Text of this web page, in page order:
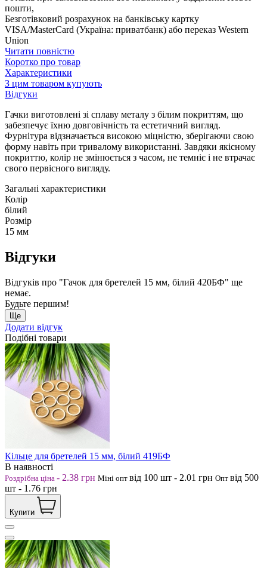
пошти,
Безготівковий розрахунок на банківську картку
VISA/MasterCard (Україна: приватбанк) або переказ Western
Union
Читати повністю
Коротко про товар
Характеристики
З цим товаром купують
Відгуки
Гачки виготовлені зі сплаву металу з білим покриттям, що
забезпечує їхню довговічність та естетичний вигляд.
Фурнітура відзначається високою міцністю, зберігаючи свою
форму навіть при тривалому використанні. Завдяки якісному
покриттю, колір не змінюється з часом, не темніє і не втрачає
свого первісного вигляду.
Загальні характеристики
Колір
білий
Розмір
15 мм
Відгуки
Відгуків про "Гачок для бретелей 15 мм, білий 420БФ" ще
немає.
Будьте першим!
Ще
Додати відгук
Подібні товари
Кільце для бретелей 15 мм, білий 419БФ
В наявності
Роздрібна ціна - 2.38 грн Міні опт від 100 шт - 2.01 грн Опт від 500
шт - 1.76 грн
Купити